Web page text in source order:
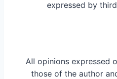
expressed by
All opinions expressed
those of the author